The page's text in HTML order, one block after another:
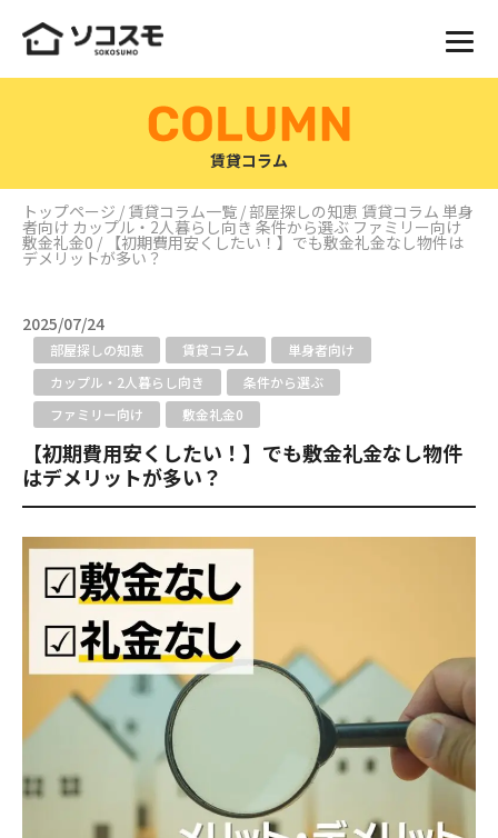
賃貸コラム
トップページ / 賃貸コラム一覧 /部屋探しの知恵 賃貸コラム 単身
者向け カップル・2人暮らし向き 条件から選ぶ ファミリー向け
敷金礼金0 / 【初期費用安くしたい！】でも敷金礼金なし物件は
デメリットが多い？
2025/07/24
部屋探しの知恵 賃貸コラム
単身者向け
カップル・2人暮らし向き
条件から選ぶ
ファミリー向け
敷金礼金0
【初期費用安くしたい！】でも敷金礼金なし物件
はデメリットが多い？